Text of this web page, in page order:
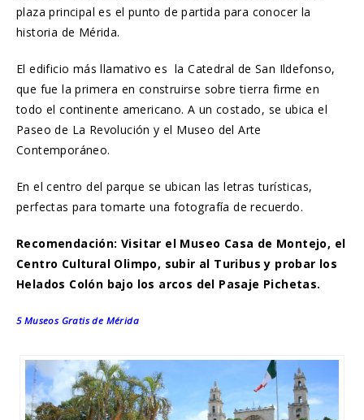
plaza principal es el punto de partida para conocer la
historia de Mérida.
El edificio más llamativo es la Catedral de San Ildefonso,
que fue la primera en construirse sobre tierra firme en
todo el continente americano. A un costado, se ubica el
Paseo de La Revolución y el Museo del Arte
Contemporáneo.
En el centro del parque se ubican las letras turísticas,
perfectas para tomarte una fotografía de recuerdo.
Recomendación: Visitar el Museo Casa de Montejo, el
Centro Cultural Olimpo, subir al Turibus y probar los
Helados Colón bajo los arcos del Pasaje Pichetas.
5 Museos Gratis de Mérida